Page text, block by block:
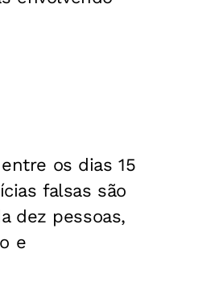
os dias 15
falsas são
dez pessoas,
e